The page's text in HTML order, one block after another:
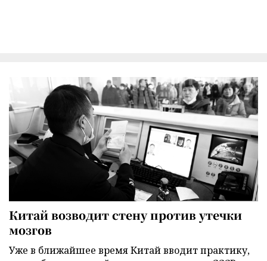
Китай возводит стену против утечки
мозгов
Уже в ближайшее время Китай вводит практику,